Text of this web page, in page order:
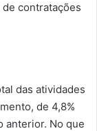
contratações
das atividades
de 4,8%
anterior. No que